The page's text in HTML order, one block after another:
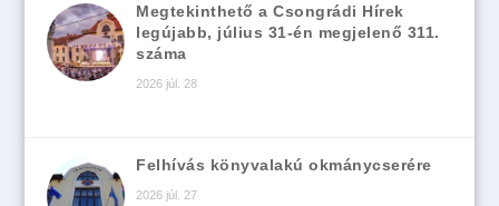
Megtekinthető a Csongrádi Hírek
legújabb, július 31-én megjelenő 311.
száma
2026 júl. 28
Felhívás könyvalakú okmánycserére
2026 júl. 27